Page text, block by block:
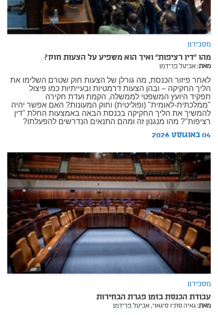
מסבירון
מהו "דין רציפות" ואיך הוא משפיע על הצעות חוק?
מאת:אביטל פרידמן
לאחר פיזור הכנסת, מה גורלן של הצעות חוק שטרם השלימו את
הליך החקיקה – ובהן הצעות דרמטיות ובעייתיות כמו פיצול
תפקיד היועץ המשפטי לממשלה, הקמת ועדת חקירה
"ממלכתית-לאומית" (ופוליטית) וחוק המעונות? האם אפשר יהיה
להמשיך את הליך החקיקה בכנסת הבאה באמצעות החלת "דין
רציפות"? מהו מנגנון זה ומהם התנאים הנדרשים להפעלתו?
04 באוגוסט 2026
מסבירון
עבודת הכנסת בזמן פגרת הבחירות
מאת:גאיה סתיו סיגאוי, אביטל פרידמן